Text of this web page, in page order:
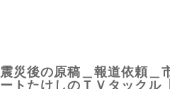
震災後の原稿＿報道依頼＿
ートたけしのＴＶタックル